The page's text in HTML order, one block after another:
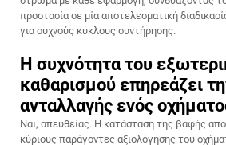
προστασία σε μία αποτελεσματική
για συχνούς κύκλους συντήρησης.
Η συχνότητα του
καθαρισμού επηρεάζει
ανταλλαγής ενός
Ναι, απευθείας. Η κατάσταση της βαφής
κύριους παράγοντες αξιολόγησης του